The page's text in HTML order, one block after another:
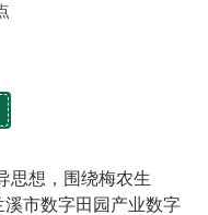
思想，围绕梅农生
市数字田园产业数字